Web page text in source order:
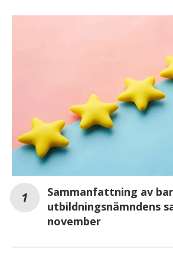
Sammanfattning av
utbildningsnämndens
november